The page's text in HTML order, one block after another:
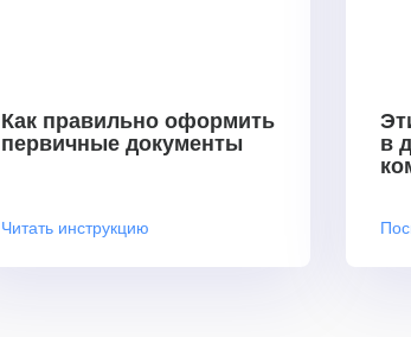
Как правильно оформить
первичные документы
Читать инструкцию
в